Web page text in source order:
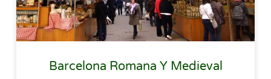
Barcelona Romana Y Medieval